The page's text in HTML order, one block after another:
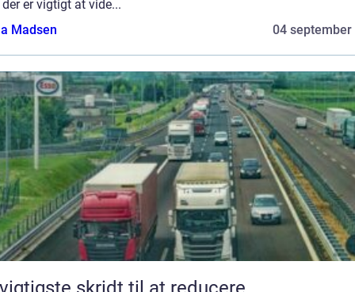
er vigtigt at vide...
Madsen
04 september